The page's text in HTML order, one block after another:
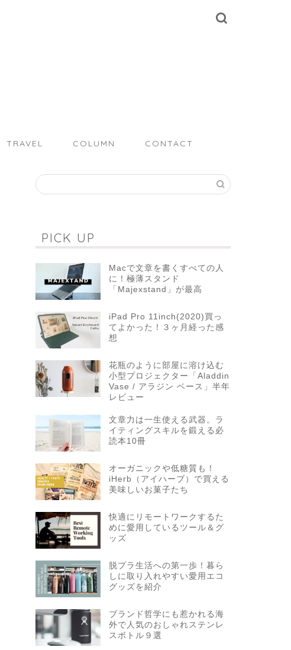
TRAVEL COLUMN CONTACT
PICK UP
Macで文章を書くすべての人
に！極薄スタンド
「Majexstand」が最高
iPad Pro 11inch(2020)買っ
てよかった！３ヶ月経った感
想
花瓶のように部屋に溶け込む
小型プロジェクター「Aladdin
Vase / アラジン ベース」半年
レビュー
文章力は一生使える武器。ラ
イティングスキルを鍛える必
読本10冊
オーガニックや低糖質も！
iHerb（アイハーブ）で買える
美味しいお菓子たち
快適にリモートワークするた
めに愛用しているツール＆グ
ッズ
脱プラ生活への第一歩！暮ら
しに取り入れやすい愛用エコ
グッズを紹介
ブランド哲学にも惹かれる海
外で人気のおしゃれステンレ
スボトル９選